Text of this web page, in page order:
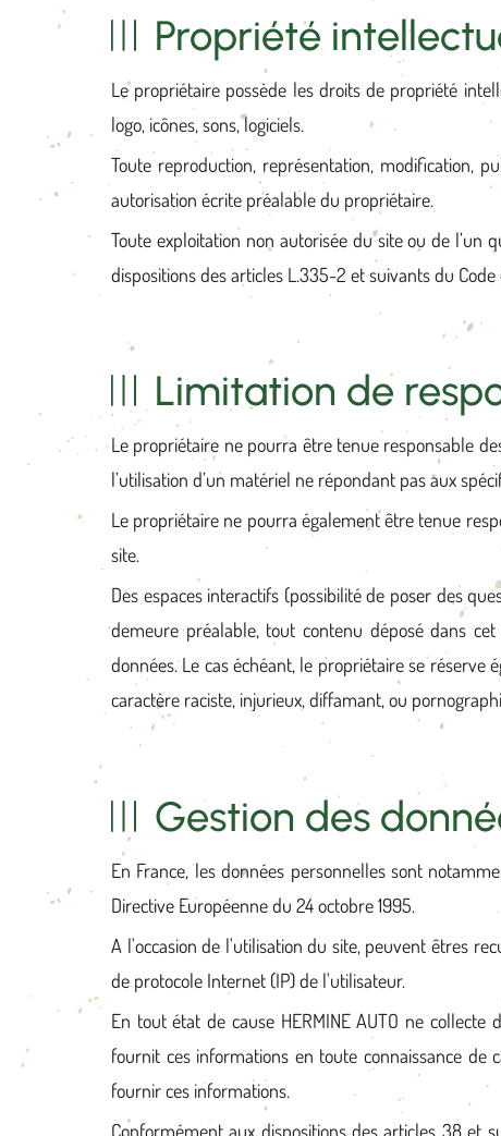
Propriété
Le propriétaire possède les droits de propriété
logo, icônes, sons, logiciels.
Toute reproduction, représentation, modification,
autorisation écrite préalable du propriétaire.
Toute exploitation non autorisée du site ou de l’un
dispositions des articles L.335-2 et suivants du
Limitation de
Le propriétaire ne pourra être tenue responsable
l’utilisation d’un matériel ne répondant pas aux
Le propriétaire ne pourra également être tenue
site.
Des espaces interactifs (possibilité de poser des
demeure préalable, tout contenu déposé dans
données. Le cas échéant, le propriétaire se
caractère raciste, injurieux, diffamant, ou
Gestion des
En France, les données personnelles sont
Directive Européenne du 24 octobre 1995.
A l'occasion de l'utilisation du site, peuvent êtres
de protocole Internet (IP) de l'utilisateur.
En tout état de cause HERMINE AUTO ne
fournit ces informations en toute connaissance
fournir ces informations.
Conformément aux dispositions des articles 38 et